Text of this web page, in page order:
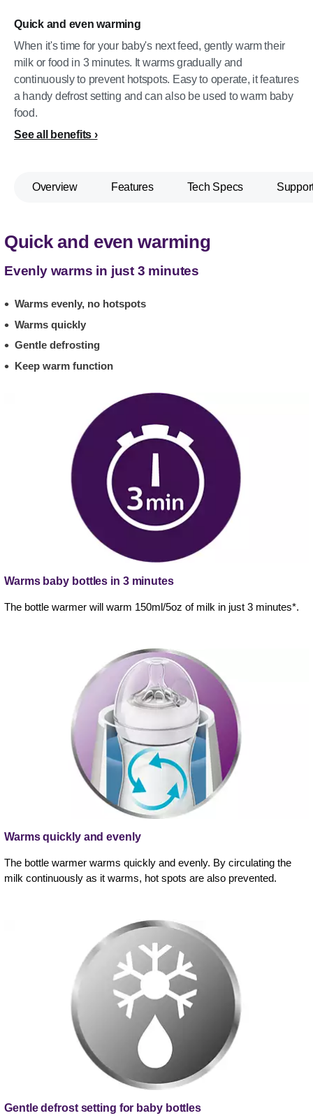
Quick and even warming
When it's time for your baby's next feed, gently warm their
milk or food in 3 minutes. It warms gradually and
continuously to prevent hotspots. Easy to operate, it features
a handy defrost setting and can also be used to warm baby
food.
See all benefits
Overview Features Tech Specs
Quick and even warming
Evenly warms in just 3 minutes
Warms evenly, no hotspots
Warms quickly
Gentle defrosting
Keep warm function
Warms baby bottles in 3 minutes
The bottle warmer will warm 150ml/5oz of milk in just 3 minutes*.
Warms quickly and evenly
The bottle warmer warms quickly and evenly. By circulating the
milk continuously as it warms, hot spots are also prevented.
Gentle defrost setting for baby bottles